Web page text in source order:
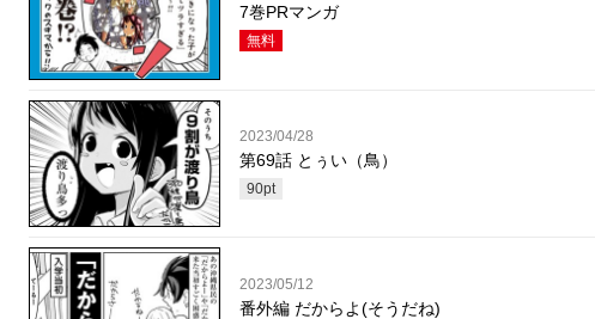
7巻PRマンガ
無料
2023/04/28
第69話 とぅい（鳥）
90pt
2023/05/12
番外編 だからよ(そうだね)